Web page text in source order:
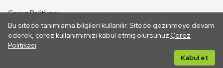
Bu sitede tanımlama bilgileri kullanılır. Sitede gezinmeye devam
ederek, çerez kullanımımızı kabul etmiş olursunuz.Çerez
Politikası
Kabul et
CANLI YAYINLAR
Çerez Politikası
İletişim
Her hakkı saklıdır. ©2026 TRT. Bağlantı yoluyla gidilen dış